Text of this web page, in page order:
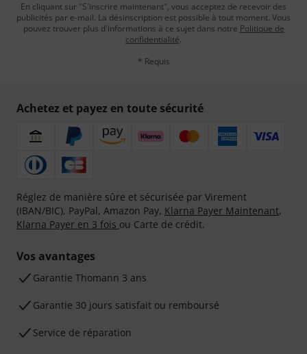
En cliquant sur "S'inscrire maintenant", vous acceptez de recevoir des
publicités par e-mail. La désinscription est possible à tout moment. Vous
pouvez trouver plus d'informations à ce sujet dans notre Politique de
confidentialité.
* Requis
Achetez et payez en toute sécurité
Réglez de manière sûre et sécurisée par Virement
(IBAN/BIC), PayPal, Amazon Pay, Klarna Payer Maintenant,
Klarna Payer en 3 fois ou Carte de crédit.
Vos avantages
Ga­ran­tie Thomann 3 ans
Garantie 30 jours satisfait ou remboursé
Service de réparation